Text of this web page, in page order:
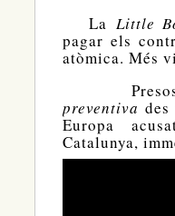
La Little
pagar els
atòmica. Més
preventiva
Europa
Catalunya,